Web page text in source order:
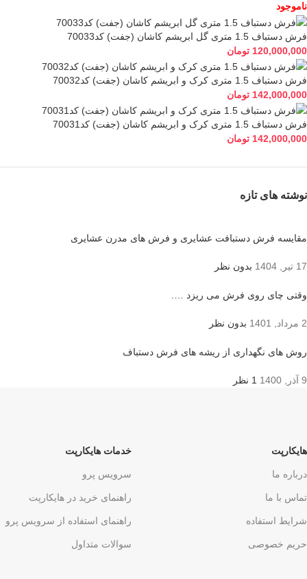
ناموجود
فرش دستباف 1.5 متری گل ابریشم کاشان (جفت) کد70033
120,000,000 تومان
فرش دستباف 1.5 متری کرک و ابریشم کاشان (جفت) کد70032
142,000,000 تومان
فرش دستباف 1.5 متری کرک و ابریشم کاشان (جفت) کد70031
142,000,000 تومان
نوشته های تازه
مقایسه فرش دستبافت عشایری و فرش های مدرن عشایری
17 تیر, 1404 بدون نظر
وقتی چای روی فرش می ریزد ….
2 مرداد, 1401 بدون نظر
روش های نگهداری از ریشه های فرش دستباف
9 آذر, 1400 1 نظر
هایکارپت
درباره ما
تماس با ما
شرایط استفاده
حریم خصوصی
خدمات هایکارپت
سرویس پرو
راهنمای خرید در هایکارپت
راهنمای استفاده از سرویس پرو
سوالات متداول